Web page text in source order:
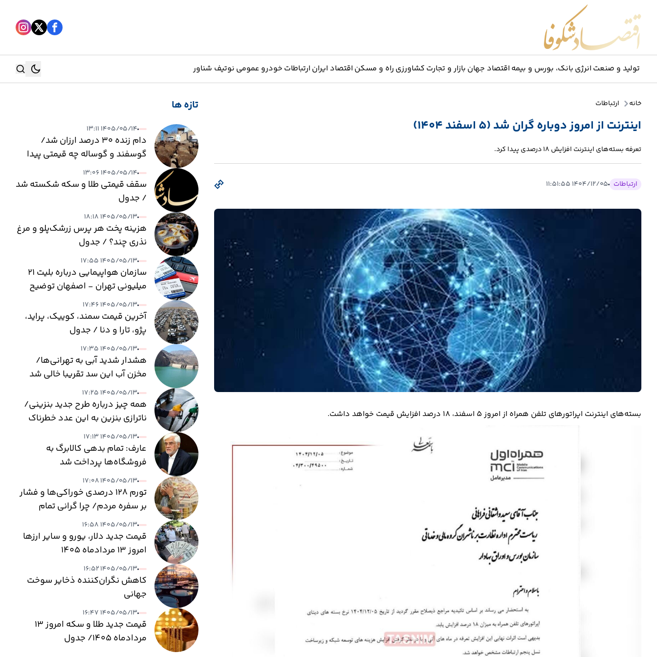
تولید و صنعت انرژی بانک، بورس و بیمه اقتصاد جهان بازار و تجارت کشاورزی راه و مسکن اقتصاد ایران ارتباطات خودرو عمومی نوتیف شناور
جستجو
خانه ارتباطات
اینترنت از امروز دوباره گران شد (۵ اسفند ۱۴۰۴)
تعرفه بسته‌های اینترنت افزایش ۱۸ درصدی پیدا کرد.
ارتباطات ۱۴۰۴/۱۲/۰۵ ۱۱:۵۱:۵۵
بسته‌های اینترنت اپراتورهای تلفن همراه از امروز ۵ اسفند، ۱۸ درصد افزایش قیمت خواهد داشت.
تازه ها
۱۴۰۵/۰۵/۱۴ ۱۳:۱۱
دام زنده ۳۰ درصد ارزان شد/
گوسفند و گوساله چه قیمتی پیدا
کرد؟
۱۴۰۵/۰۵/۱۴ ۱۳:۰۶
سقف قیمتی طلا و سکه شکسته شد
/ جدول
۱۴۰۵/۰۵/۱۳ ۱۸:۱۸
هزینه پخت هر پرس زرشک‌پلو و مرغ
نذری چند؟ / جدول
۱۴۰۵/۰۵/۱۳ ۱۷:۵۵
سازمان هواپیمایی درباره بلیت ۲۱
میلیونی تهران - اصفهان توضیح
داد۱۴۰۵/۰۵/۱۳ ۱۷:۴۶
آخرین قیمت سمند، کوییک، پراید،
پژو، تارا و دنا / جدول
۱۴۰۵/۰۵/۱۳ ۱۷:۳۵
هشدار شدید آبی به تهرانی‌ها/
مخزن آب این سد تقریبا خالی شد
۱۴۰۵/۰۵/۱۳ ۱۷:۲۵
همه چیز درباره طرح جدید بنزینی/
ناترازی بنزین به این عدد خطرناک
می‌رسد
۱۴۰۵/۰۵/۱۳ ۱۷:۱۳
عارف: تمام بدهی کالابرگ به
فروشگاه‌ها پرداخت شد
۱۴۰۵/۰۵/۱۳ ۱۷:۰۸
تورم ۱۲۸ درصدی خوراکی‌ها و فشار
بر سفره مردم/ چرا گرانی تمام
نمی‌شود؟
۱۴۰۵/۰۵/۱۳ ۱۶:۵۸
قیمت جدید دلار، یورو و سایر ارزها
امروز ۱۳ مردادماه ۱۴۰۵
۱۴۰۵/۰۵/۱۳ ۱۶:۵۲
کاهش نگران‌کننده ذخایر سوخت
جهانی
۱۴۰۵/۰۵/۱۳ ۱۶:۴۷
قیمت جدید طلا و سکه امروز ۱۳
مردادماه ۱۴۰۵/ جدول